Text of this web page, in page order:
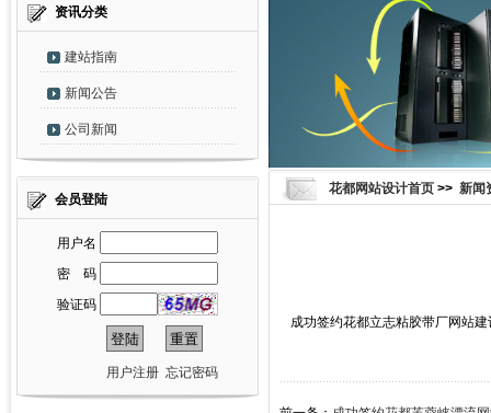
资讯分类
建站指南
新闻公告
公司新闻
会员登陆
用户名
密 码
验证码
用户注册 忘记密码
花都网站设计首页 >> 新闻
成功签约花都立志粘胶带厂网站建